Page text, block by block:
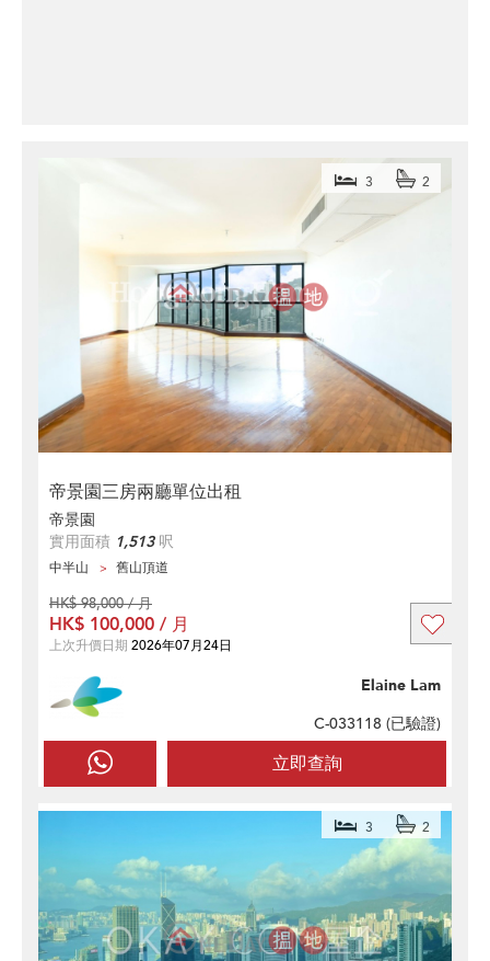
帝景園三房兩廳單位出租
3 2
帝景園
實用面積 1,513呎
中半山 舊山頂道
立即查詢
Elaine Lam
C-033118 (已驗證)
HK$ 98,000 / 月
HK$ 100,000 / 月
上次升價日期 2026年07月24日
3 2